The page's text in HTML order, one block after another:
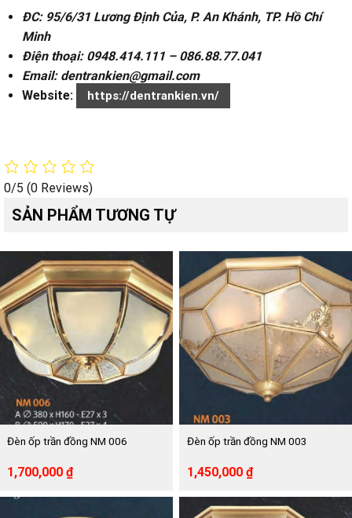
ĐC: 95/6/31 Lương Định Của, P. An Khánh, TP. Hồ Chí
Minh
Điện thoại: 0948.414.111 – 086.88.77.041
Email: dentrankien@gmail.com
Website:
https://dentrankien.vn/
0/5 (0 Reviews)
SẢN PHẨM TƯƠNG TỰ
Đèn ốp trần đồng NM 006
Giá
gốc
là:
1,700,000 ₫Giá
hiện
tại
Đèn ốp trần đồng NM 003
Giá
gốc
là:
2,710,000 ₫.
1,450,000 ₫Giá
hiện
tại
là: